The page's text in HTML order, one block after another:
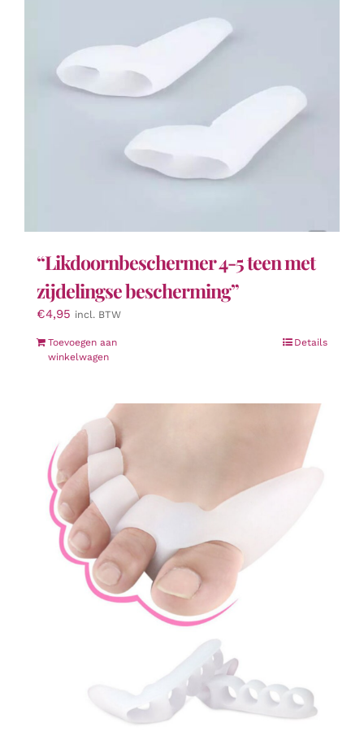
gekozen
op
“Likdoornbeschermer 4-5 teen met
zijdelingse bescherming”
€4,95 incl. BTW
Toevoegen aan
winkelwagen
Details